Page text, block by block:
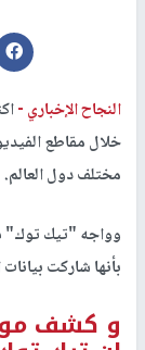
النجاح الإخباري -
خلال مقاطع
مختلف دول العالم.
وواجه "تيك توك" في
بأنها شاركت
و كشف